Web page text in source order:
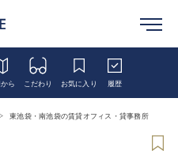
ら こだわり お気に入り 履歴
東池袋・南池袋の賃貸オフィス・貸事務所